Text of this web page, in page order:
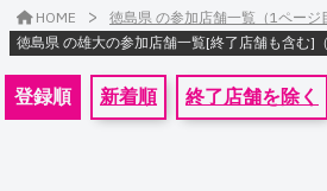
HOME > 徳島県 の参加店舗一覧（1ページ
徳島県 の雄大の参加店舗一覧[終了店舗も含む]
登録順 新着順 終了店舗を除く